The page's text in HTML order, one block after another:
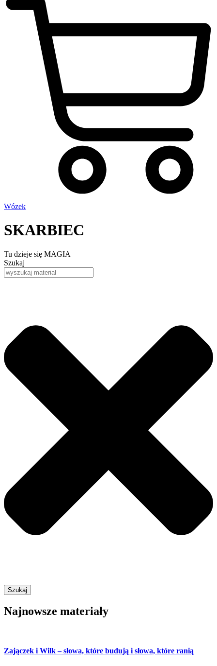
Wózek
SKARBIEC
Tu dzieje się MAGIA
Szukaj
Szukaj
Najnowsze materiały
Zajączek i Wilk – słowa, które budują i słowa, które ranią